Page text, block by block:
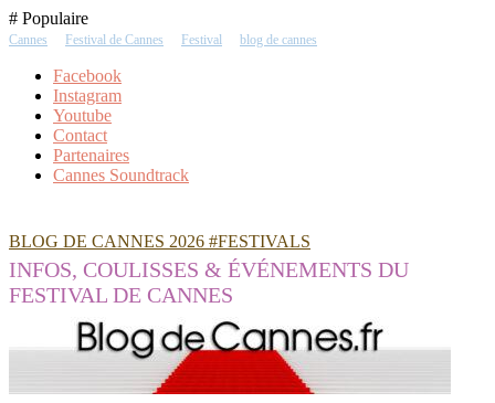
Skip
To
# Populaire
Cannes Festival de Cannes Festival blog de cannes
Facebook
Instagram
Youtube
Contact
Partenaires
Cannes Soundtrack
BLOG DE CANNES 2026 #FESTIVALS
INFOS, COULISSES & ÉVÉNEMENTS DU
FESTIVAL DE CANNES